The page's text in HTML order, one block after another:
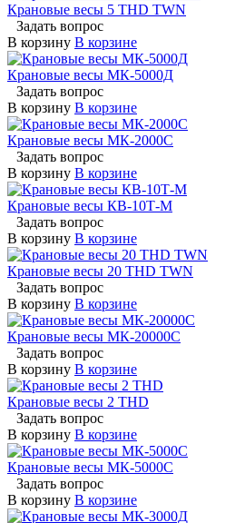
Крановые весы 5 THD TWN
Задать вопрос
В корзину В корзине
Крановые весы МК-5000Д
Задать вопрос
В корзину В корзине
Крановые весы МК-2000С
Задать вопрос
В корзину В корзине
Крановые весы КВ-10Т-М
Задать вопрос
В корзину В корзине
Крановые весы 20 THD TWN
Задать вопрос
В корзину В корзине
Крановые весы МК-20000С
Задать вопрос
В корзину В корзине
Крановые весы 2 THD
Задать вопрос
В корзину В корзине
Крановые весы МК-5000С
Задать вопрос
В корзину В корзине